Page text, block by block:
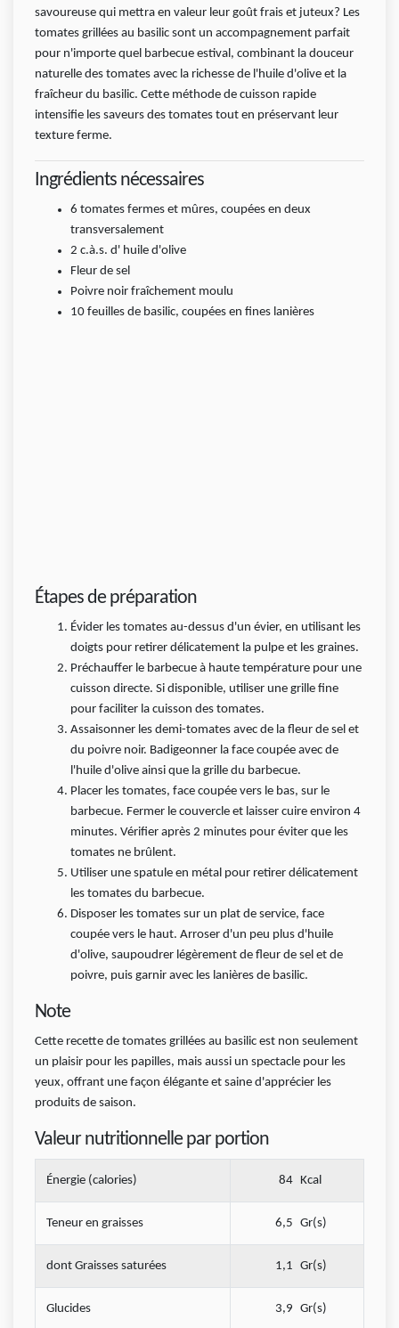
savoureuse qui mettra en valeur leur goût frais et juteux? Les
tomates grillées au basilic sont un accompagnement parfait
pour n'importe quel barbecue estival, combinant la douceur
naturelle des tomates avec la richesse de l'huile d'olive et la
fraîcheur du basilic. Cette méthode de cuisson rapide
intensifie les saveurs des tomates tout en préservant leur
texture ferme.
Ingrédients nécessaires
6 tomates fermes et mûres, coupées en deux
transversalement
2 c.à.s. d' huile d'olive
Fleur de sel
Poivre noir fraîchement moulu
10 feuilles de basilic, coupées en fines lanières
Étapes de préparation
Évider les tomates au-dessus d'un évier, en utilisant les
doigts pour retirer délicatement la pulpe et les graines.
Préchauffer le barbecue à haute température pour une
cuisson directe. Si disponible, utiliser une grille fine
pour faciliter la cuisson des tomates.
Assaisonner les demi-tomates avec de la fleur de sel et
du poivre noir. Badigeonner la face coupée avec de
l'huile d'olive ainsi que la grille du barbecue.
Placer les tomates, face coupée vers le bas, sur le
barbecue. Fermer le couvercle et laisser cuire environ 4
minutes. Vérifier après 2 minutes pour éviter que les
tomates ne brûlent.
Utiliser une spatule en métal pour retirer délicatement
les tomates du barbecue.
Disposer les tomates sur un plat de service, face
coupée vers le haut. Arroser d'un peu plus d'huile
d'olive, saupoudrer légèrement de fleur de sel et de
poivre, puis garnir avec les lanières de basilic.
Note
Cette recette de tomates grillées au basilic est non seulement
un plaisir pour les papilles, mais aussi un spectacle pour les
yeux, offrant une façon élégante et saine d'apprécier les
produits de saison.
Valeur nutritionnelle par portion
Énergie (calories) 84 Kcal
Teneur en graisses 6,5 Gr(s)
dont Graisses saturées 1,1 Gr(s)
Glucides 3,9 Gr(s)